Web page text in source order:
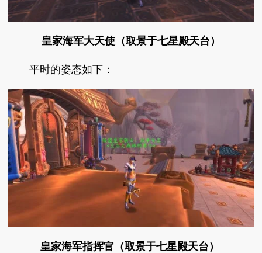
皇家海军大天使（取景于七星殿天台）
平时的姿态如下：
皇家海军指挥官（取景于七星殿天台）